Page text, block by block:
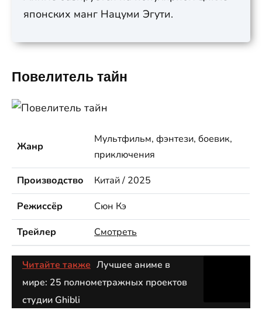
японских манг Нацуми Эгути.
Повелитель тайн
Жанр
Мультфильм, фэнтези, боевик,
приключения
Производство
Китай / 2025
Режиссёр
Сюн Кэ
Трейлер
Смотреть
Читайте также Лучшее аниме в
мире: 25 полнометражных проектов
студии Ghibli